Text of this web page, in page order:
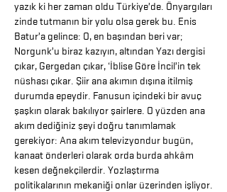
yazık ki her zaman oldu Türkiye’de. Önyargıları
zinde tutmanın bir yolu olsa gerek bu. Enis
Batur’a gelince: O, en başından beri var;
Norgunk’u biraz kazıyın, altından Yazı dergisi
çıkar, Gergedan çıkar, ‘İblise Göre İncil’in tek
nüshası çıkar. Şiir ana akımın dışına itilmiş
durumda epeydir. Fanusun içindeki bir avuç
şaşkın olarak bakılıyor şairlere. O yüzden ana
akım dediğiniz şeyi doğru tanımlamak
gerekiyor: Ana akım televizyondur bugün,
kanaat önderleri olarak orda burda ahkâm
kesen değnekçilerdir. Yozlaştırma
politikalarının mekaniği onlar üzerinden işliyor.